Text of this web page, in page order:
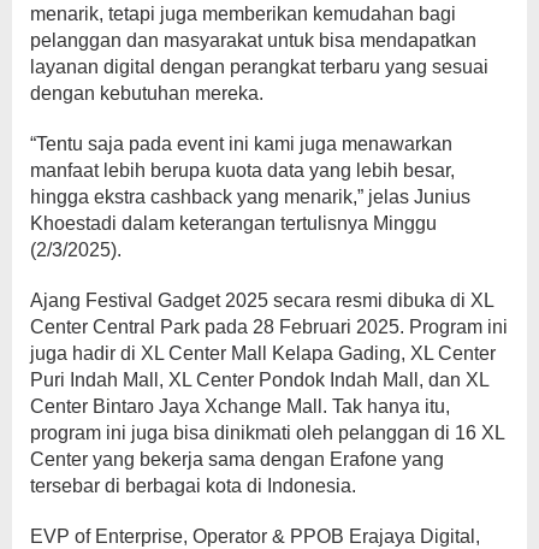
menarik, tetapi juga memberikan kemudahan bagi
pelanggan dan masyarakat untuk bisa mendapatkan
layanan digital dengan perangkat terbaru yang sesuai
dengan kebutuhan mereka.
“Tentu saja pada event ini kami juga menawarkan
manfaat lebih berupa kuota data yang lebih besar,
hingga ekstra cashback yang menarik,” jelas Junius
Khoestadi dalam keterangan tertulisnya Minggu
(2/3/2025).
Ajang Festival Gadget 2025 secara resmi dibuka di XL
Center Central Park pada 28 Februari 2025. Program ini
juga hadir di XL Center Mall Kelapa Gading, XL Center
Puri Indah Mall, XL Center Pondok Indah Mall, dan XL
Center Bintaro Jaya Xchange Mall. Tak hanya itu,
program ini juga bisa dinikmati oleh pelanggan di 16 XL
Center yang bekerja sama dengan Erafone yang
tersebar di berbagai kota di Indonesia.
EVP of Enterprise, Operator & PPOB Erajaya Digital,